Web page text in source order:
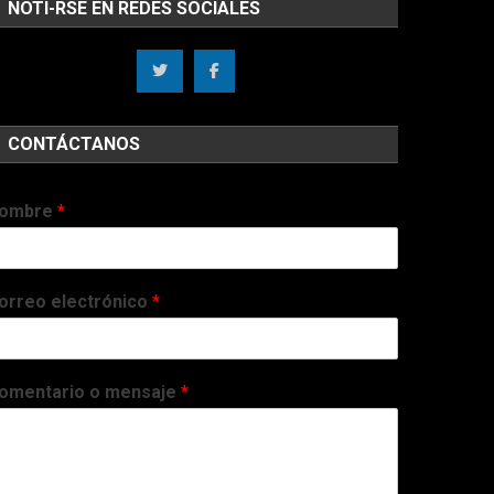
NOTI-RSE EN REDES SOCIALES
CONTÁCTANOS
*
electrónico *
o mensaje *